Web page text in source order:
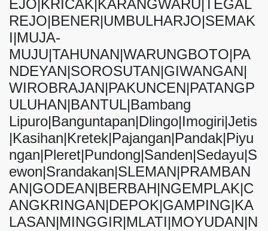
EJO|KRICAK|KARANGWARU|TEGAL
REJO|BENER|UMBULHARJO|SEMAK
I|MUJA-
MUJU|TAHUNAN|WARUNGBOTO|PA
NDEYAN|SOROSUTAN|GIWANGAN|
WIROBRAJAN|PAKUNCEN|PATANGP
ULUHAN|BANTUL|Bambang
Lipuro|Banguntapan|Dlingo|Imogiri|Jetis
|Kasihan|Kretek|Pajangan|Pandak|Piyu
ngan|Pleret|Pundong|Sanden|Sedayu|S
ewon|Srandakan|SLEMAN|PRAMBAN
AN|GODEAN|BERBAH|NGEMPLAK|C
ANGKRINGAN|DEPOK|GAMPING|KA
LASAN|MINGGIR|MLATI|MOYUDAN|N